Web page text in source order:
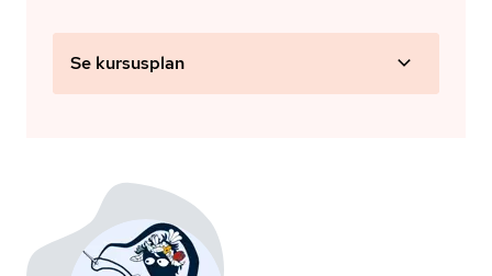
Se kursusplan